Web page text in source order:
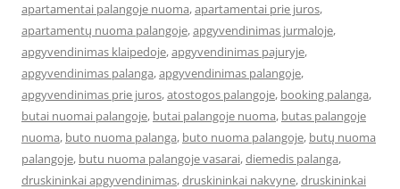
apartamentai palangoje nuoma,apartamentai prie juros,
apartamentų nuoma palangoje,apgyvendinimas jurmaloje,
apgyvendinimas klaipedoje,apgyvendinimas pajuryje,
apgyvendinimas palanga,apgyvendinimas palangoje,
apgyvendinimas prie juros,atostogos palangoje, booking palanga,
butai nuomai palangoje, butai palangoje nuoma, butas palangoje
nuoma, buto nuoma palanga, buto nuoma palangoje, butų nuoma
palangoje, butu nuoma palangoje vasarai,diemedis palanga,
druskininkai apgyvendinimas,druskininkai nakvyne,druskininkai